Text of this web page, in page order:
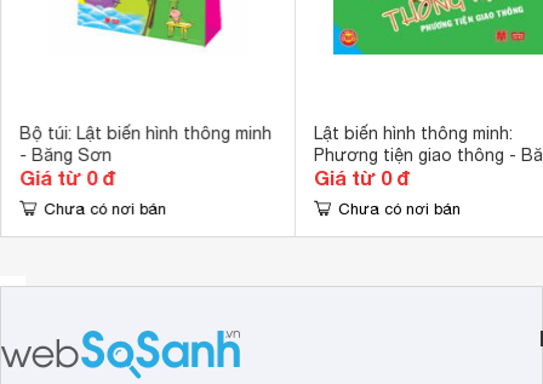
Bộ túi: Lật biến hình thông minh
- Băng Sơn
Giá từ 0 đ
Chưa có nơi bán
Lật biến hình thông minh:
Phương tiện giao thông -
Sơn
Giá từ 0 đ
Chưa có nơi bán